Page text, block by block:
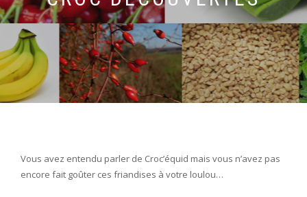
Vous avez entendu parler de Croc’équid mais vous n’avez pas
encore fait goûter ces friandises à votre loulou…